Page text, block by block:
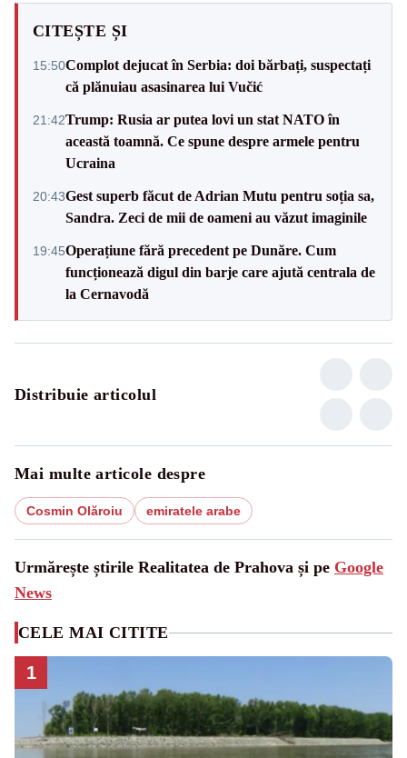
CITEȘTE ȘI
15:50Complot dejucat în Serbia: doi bărbați, suspectați
că plănuiau asasinarea lui Vučić
21:42Trump: Rusia ar putea lovi un stat NATO în
această toamnă. Ce spune despre armele pentru
Ucraina
20:43Gest superb făcut de Adrian Mutu pentru soția sa,
Sandra. Zeci de mii de oameni au văzut imaginile
19:45Operațiune fără precedent pe Dunăre. Cum
funcționează digul din barje care ajută centrala de
la Cernavodă
Distribuie articolul
Mai multe articole despre
Cosmin Olăroiu emiratele arabe
Urmărește știrile Realitatea de Prahova și pe Google
News
CELE MAI CITITE
1